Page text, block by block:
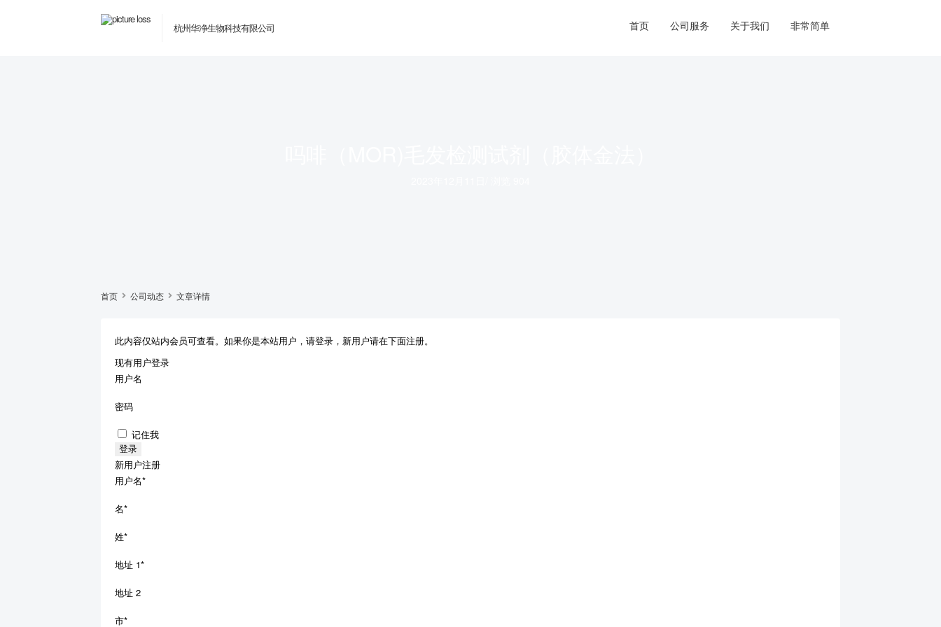
杭州华净生物科技有限公司 首页 公司服务 关于我们 非常简单
首页 公司动态 文章详情
此内容仅站内会员可查看。如果你是本站用户，请登录，新用户请在下面注册。
现有用户登录
用户名
密码
记住我
新用户注册
用户名*
名*
姓*
地址 1*
地址 2
市*